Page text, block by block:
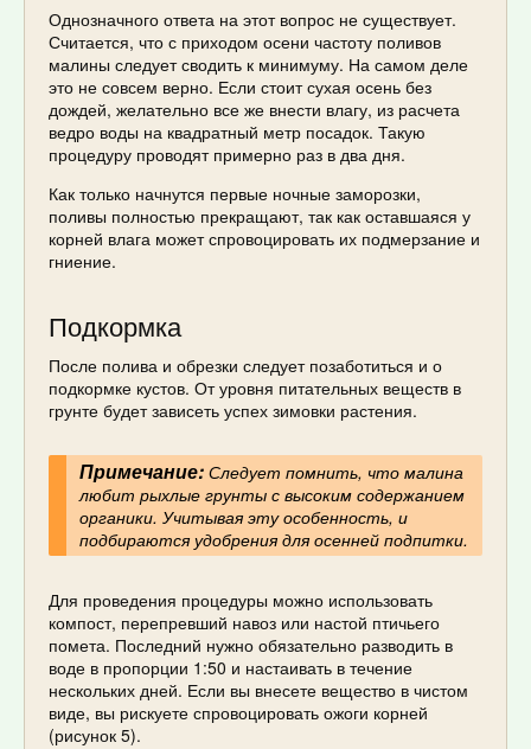
Однозначного ответа на этот вопрос не существует.
Считается, что с приходом осени частоту поливов
малины следует сводить к минимуму. На самом деле
это не совсем верно. Если стоит сухая осень без
дождей, желательно все же внести влагу, из расчета
ведро воды на квадратный метр посадок. Такую
процедуру проводят примерно раз в два дня.
Как только начнутся первые ночные заморозки,
поливы полностью прекращают, так как оставшаяся у
корней влага может спровоцировать их подмерзание и
гниение.
Подкормка
После полива и обрезки следует позаботиться и о
подкормке кустов. От уровня питательных веществ в
грунте будет зависеть успех зимовки растения.
Примечание:Следует помнить, что малина
любит рыхлые грунты с высоким содержанием
органики. Учитывая эту особенность, и
подбираются удобрения для осенней подпитки.
Для проведения процедуры можно использовать
компост, перепревший навоз или настой птичьего
помета. Последний нужно обязательно разводить в
воде в пропорции 1:50 и настаивать в течение
нескольких дней. Если вы внесете вещество в чистом
виде, вы рискуете спровоцировать ожоги корней
(рисунок 5).